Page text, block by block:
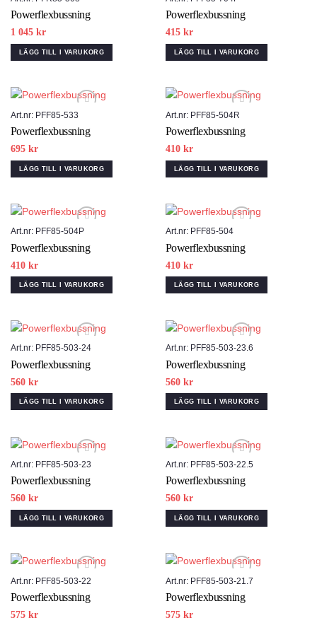
Powerflexbussning
1 045 kr
LÄGG TILL I VARUKORG
Powerflexbussning
415 kr
LÄGG TILL I VARUKORG
Art.nr: PFF85-533
Powerflexbussning
695 kr
LÄGG TILL I VARUKORG
Art.nr: PFF85-504R
Powerflexbussning
410 kr
LÄGG TILL I VARUKORG
Art.nr: PFF85-504P
Powerflexbussning
410 kr
LÄGG TILL I VARUKORG
Art.nr: PFF85-504
Powerflexbussning
410 kr
LÄGG TILL I VARUKORG
Art.nr: PFF85-503-24
Powerflexbussning
560 kr
LÄGG TILL I VARUKORG
Art.nr: PFF85-503-23.6
Powerflexbussning
560 kr
LÄGG TILL I VARUKORG
Art.nr: PFF85-503-23
Powerflexbussning
560 kr
LÄGG TILL I VARUKORG
Art.nr: PFF85-503-22.5
Powerflexbussning
560 kr
LÄGG TILL I VARUKORG
Art.nr: PFF85-503-22
Powerflexbussning
575 kr
Art.nr: PFF85-503-21.7
Powerflexbussning
575 kr